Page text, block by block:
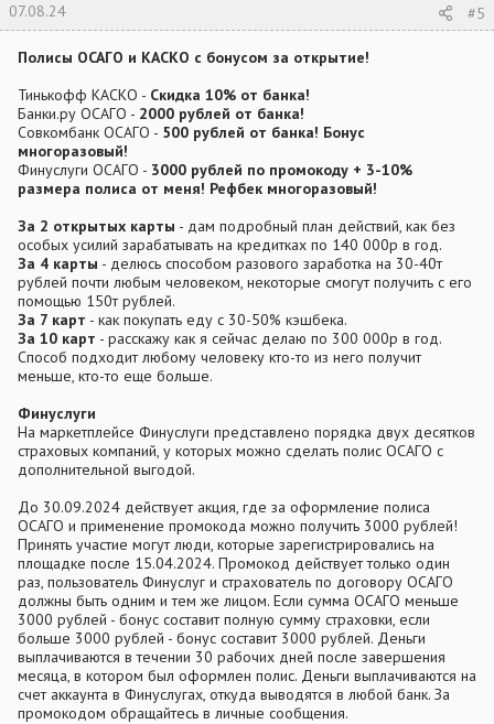
07.08.24 #5
Полисы ОСАГО и КАСКО с бонусом за открытие!
Тинькофф КАСКО - Скидка 10% от банка!
Банки.ру ОСАГО - 2000 рублей от банка!
Совкомбанк ОСАГО - 500 рублей от банка! Бонус
многоразовый!
Финуслуги ОСАГО - 3000 рублей по промокоду + 3-10%
размера полиса от меня! Рефбек многоразовый!
За 2 открытых карты - дам подробный план действий, как без
особых усилий зарабатывать на кредитках по 140 000р в год.
За 4 карты - делюсь способом разового заработка на 30-40т
рублей почти любым человеком, некоторые смогут получить с его
помощью 150т рублей.
За 7 карт - как покупать еду с 30-50% кэшбека.
За 10 карт - расскажу как я сейчас делаю по 300 000р в год.
Способ подходит любому человеку кто-то из него получит
меньше, кто-то еще больше.
Финуслуги
На маркетплейсе Финуслуги представлено порядка двух десятков
страховых компаний, у которых можно сделать полис ОСАГО с
дополнительной выгодой.
До 30.09.2024 действует акция, где за оформление полиса
ОСАГО и применение промокода можно получить 3000 рублей!
Принять участие могут люди, которые зарегистрировались на
площадке после 15.04.2024. Промокод действует только один
раз, пользователь Финуслуг и страхователь по договору ОСАГО
должны быть одним и тем же лицом. Если сумма ОСАГО меньше
3000 рублей - бонус составит полную сумму страховки, если
больше 3000 рублей - бонус составит 3000 рублей. Деньги
выплачиваются в течении 30 рабочих дней после завершения
месяца, в котором был оформлен полис. Деньги выплачиваются на
счет аккаунта в Финуслугах, откуда выводятся в любой банк. За
промокодом обращайтесь в личные сообщения.